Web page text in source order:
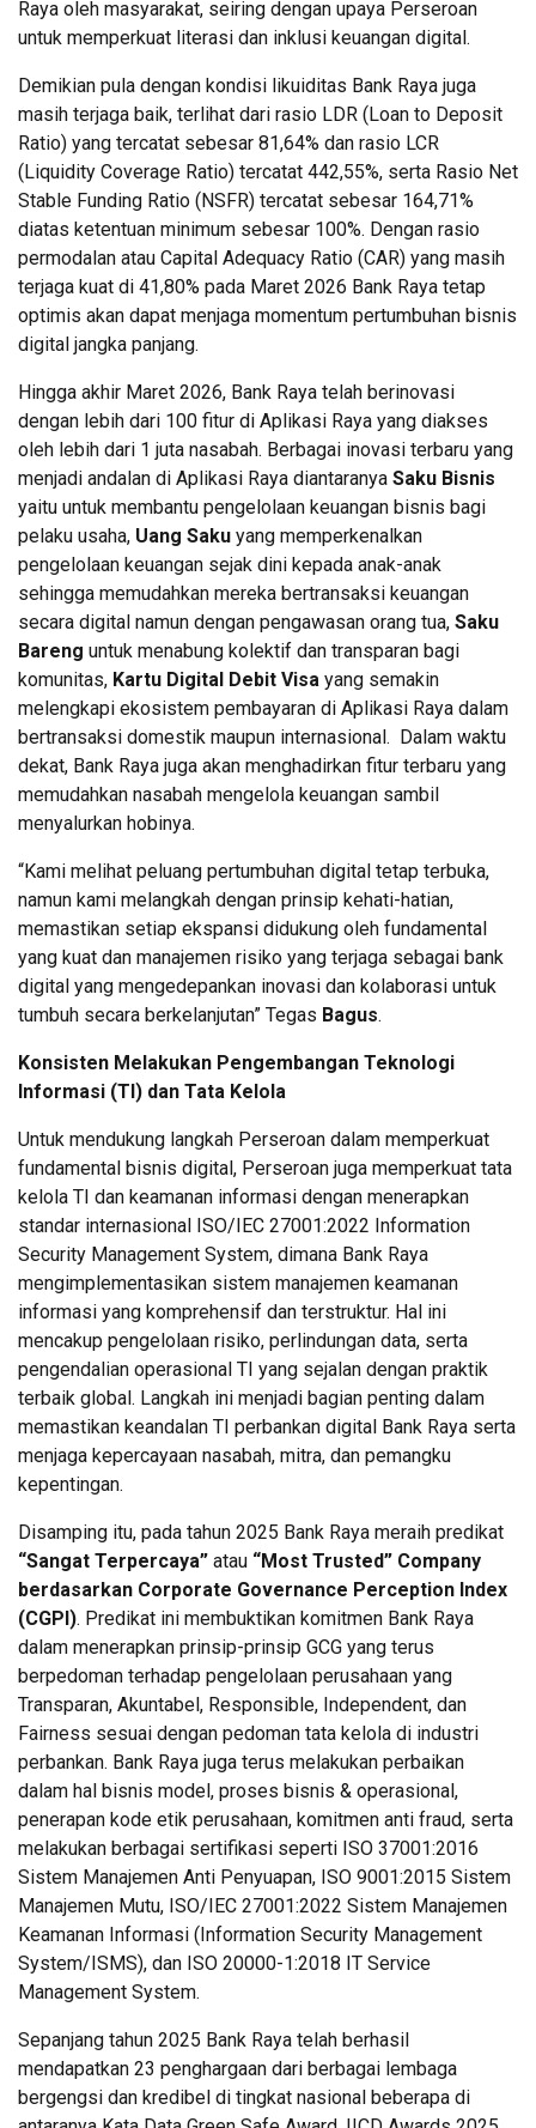
Raya oleh masyarakat, seiring dengan upaya Perseroan
untuk memperkuat literasi dan inklusi keuangan digital.
Demikian pula dengan kondisi likuiditas Bank Raya juga
masih terjaga baik, terlihat dari rasio LDR (Loan to Deposit
Ratio) yang tercatat sebesar 81,64% dan rasio LCR
(Liquidity Coverage Ratio) tercatat 442,55%, serta Rasio Net
Stable Funding Ratio (NSFR) tercatat sebesar 164,71%
diatas ketentuan minimum sebesar 100%. Dengan rasio
permodalan atau Capital Adequacy Ratio (CAR) yang masih
terjaga kuat di 41,80% pada Maret 2026 Bank Raya tetap
optimis akan dapat menjaga momentum pertumbuhan bisnis
digital jangka panjang.
Hingga akhir Maret 2026, Bank Raya telah berinovasi
dengan lebih dari 100 fitur di Aplikasi Raya yang diakses
oleh lebih dari 1 juta nasabah. Berbagai inovasi terbaru yang
menjadi andalan di Aplikasi Raya diantaranya Saku Bisnis
yaitu untuk membantu pengelolaan keuangan bisnis bagi
pelaku usaha, Uang Saku yang memperkenalkan
pengelolaan keuangan sejak dini kepada anak-anak
sehingga memudahkan mereka bertransaksi keuangan
secara digital namun dengan pengawasan orang tua, Saku
Bareng untuk menabung kolektif dan transparan bagi
komunitas, Kartu Digital Debit Visa yang semakin
melengkapi ekosistem pembayaran di Aplikasi Raya dalam
bertransaksi domestik maupun internasional. Dalam waktu
dekat, Bank Raya juga akan menghadirkan fitur terbaru yang
memudahkan nasabah mengelola keuangan sambil
menyalurkan hobinya.
“Kami melihat peluang pertumbuhan digital tetap terbuka,
namun kami melangkah dengan prinsip kehati-hatian,
memastikan setiap ekspansi didukung oleh fundamental
yang kuat dan manajemen risiko yang terjaga sebagai bank
digital yang mengedepankan inovasi dan kolaborasi untuk
tumbuh secara berkelanjutan” Tegas Bagus.
Konsisten Melakukan Pengembangan Teknologi
Informasi (TI) dan Tata Kelola
Untuk mendukung langkah Perseroan dalam memperkuat
fundamental bisnis digital, Perseroan juga memperkuat tata
kelola TI dan keamanan informasi dengan menerapkan
standar internasional ISO/IEC 27001:2022 Information
Security Management System, dimana Bank Raya
mengimplementasikan sistem manajemen keamanan
informasi yang komprehensif dan terstruktur. Hal ini
mencakup pengelolaan risiko, perlindungan data, serta
pengendalian operasional TI yang sejalan dengan praktik
terbaik global. Langkah ini menjadi bagian penting dalam
memastikan keandalan TI perbankan digital Bank Raya serta
menjaga kepercayaan nasabah, mitra, dan pemangku
kepentingan.
Disamping itu, pada tahun 2025 Bank Raya meraih predikat
“Sangat Terpercaya” atau “Most Trusted” Company
berdasarkan Corporate Governance Perception Index
(CGPI). Predikat ini membuktikan komitmen Bank Raya
dalam menerapkan prinsip-prinsip GCG yang terus
berpedoman terhadap pengelolaan perusahaan yang
Transparan, Akuntabel, Responsible, Independent, dan
Fairness sesuai dengan pedoman tata kelola di industri
perbankan. Bank Raya juga terus melakukan perbaikan
dalam hal bisnis model, proses bisnis & operasional,
penerapan kode etik perusahaan, komitmen anti fraud, serta
melakukan berbagai sertifikasi seperti ISO 37001:2016
Sistem Manajemen Anti Penyuapan, ISO 9001:2015 Sistem
Manajemen Mutu, ISO/IEC 27001:2022 Sistem Manajemen
Keamanan Informasi (Information Security Management
System/ISMS), dan ISO 20000-1:2018 IT Service
Management System.
Sepanjang tahun 2025 Bank Raya telah berhasil
mendapatkan 23 penghargaan dari berbagai lembaga
bergengsi dan kredibel di tingkat nasional beberapa di